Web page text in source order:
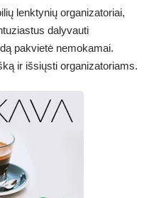
lenktynių organizatoriai,
dalyvauti
pakvietė nemokamai.
ir išsiųsti organizatoriams.